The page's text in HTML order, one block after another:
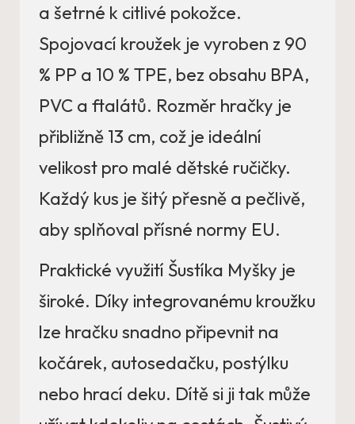
a šetrné k citlivé pokožce.
Spojovací kroužek je vyroben z 90
% PP a 10 % TPE, bez obsahu BPA,
PVC a ftalátů. Rozměr hračky je
přibližně 13 cm, což je ideální
velikost pro malé dětské ručičky.
Každý kus je šitý přesně a pečlivě,
aby splňoval přísné normy EU.
Praktické využití Šustíka Myšky je
široké. Díky integrovanému kroužku
lze hračku snadno připevnit na
kočárek, autosedačku, postýlku
nebo hrací deku. Dítě si ji tak může